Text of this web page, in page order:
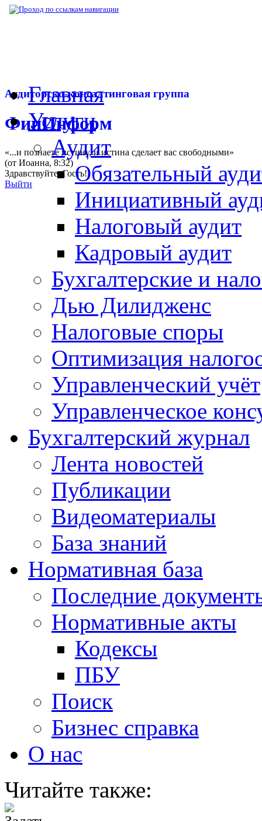
Аудиторско-консалтинговая группа
ФинИнформ
«...и познаете истину, и истина сделает вас свободными»
(от Иоанна, 8:32)
Здравствуйте,Гость!
Выйти
Главная
Услуги
Аудит
Обязательный
Инициативный
Налоговый аудит
Кадровый аудит
Бухгалтерские и
Дью Дилидженс
Налоговые споры
Оптимизация
Управленческий учёт
Управленческое
Бухгалтерский журнал
Лента новостей
Публикации
Видеоматериалы
База знаний
Нормативная база
Последние
Нормативные акты
Кодексы
ПБУ
Поиск
Бизнес справка
О нас
Читайте также: